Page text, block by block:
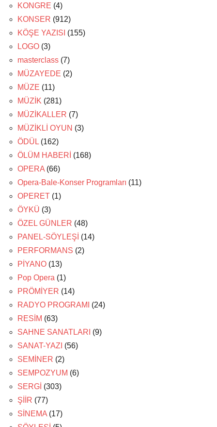
KONGRE (4)
KONSER (912)
KÖŞE YAZISI (155)
LOGO (3)
masterclass (7)
MÜZAYEDE (2)
MÜZE (11)
MÜZİK (281)
MÜZİKALLER (7)
MÜZİKLİ OYUN (3)
ÖDÜL (162)
ÖLÜM HABERİ (168)
OPERA (66)
Opera-Bale-Konser Programları (11)
OPERET (1)
ÖYKÜ (3)
ÖZEL GÜNLER (48)
PANEL-SÖYLEŞİ (14)
PERFORMANS (2)
PİYANO (13)
Pop Opera (1)
PRÖMİYER (14)
RADYO PROGRAMI
(24)
RESİM (63)
SAHNE SANATLARI (9)
SANAT-YAZI (56)
SEMİNER (2)
SEMPOZYUM (6)
SERGİ (303)
ŞİİR (77)
SİNEMA (17)